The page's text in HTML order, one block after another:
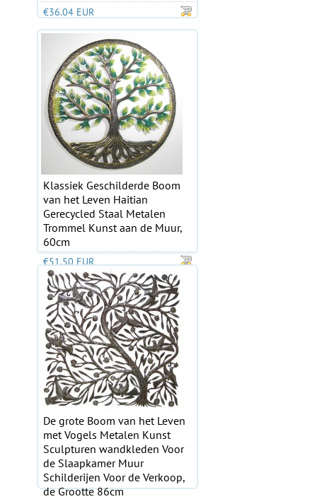
€36.04 EUR
Klassiek Geschilderde Boom
van het Leven Haitian
Gerecycled Staal Metalen
Trommel Kunst aan de Muur,
60cm
€51.50 EUR
De grote Boom van het Leven
met Vogels Metalen Kunst
Sculpturen wandkleden Voor
de Slaapkamer Muur
Schilderijen Voor de Verkoop,
de Grootte 86cm